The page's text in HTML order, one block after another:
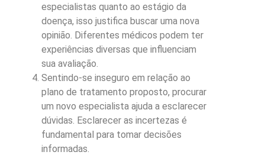
especialistas quanto ao estágio da
doença, isso justifica buscar uma nova
opinião. Diferentes médicos podem ter
experiências diversas que influenciam
sua avaliação.
Sentindo-se inseguro em relação ao
plano de tratamento proposto, procurar
um novo especialista ajuda a esclarecer
dúvidas. Esclarecer as incertezas é
fundamental para tomar decisões
informadas.